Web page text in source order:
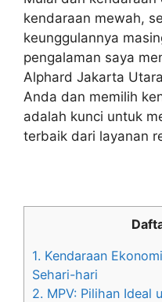
kendaraan mewah,
keunggulannya
pengalaman saya
Alphard Jakarta
Anda dan memilih
adalah kunci untuk
terbaik dari layanan
1. Kendaraan
Sehari-hari
2. MPV: Pilihan Ideal